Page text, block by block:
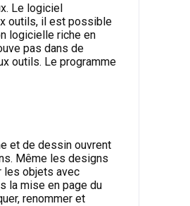
Le logiciel
outils, il est possible
logicielle riche en
pas dans de
outils. Le programme
et de dessin ouvrent
Même les designs
les objets avec
la mise en page du
renommer et